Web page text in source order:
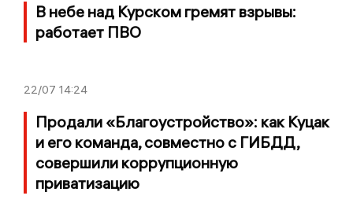
В небе над Курском гремят взрывы:
работает ПВО
22/07 14:24
Продали «Благоустройство»: как Куцак
и его команда, совместно с ГИБДД,
совершили коррупционную
приватизацию